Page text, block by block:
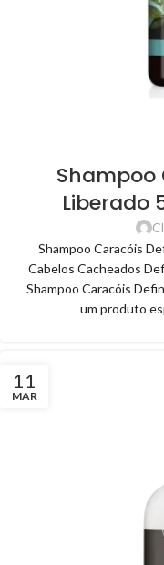
Shampoo
Liberado
Shampoo Caracóis
Cabelos Cacheados
Shampoo Caracóis
um produto
11
MAR